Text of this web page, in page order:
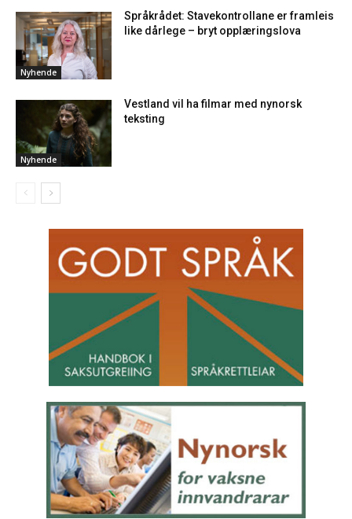
Nyhende
Språkrådet: Stavekontrollane er framleis
like dårlege – bryt opplæringslova
Nyhende
Vestland vil ha filmar med nynorsk
teksting